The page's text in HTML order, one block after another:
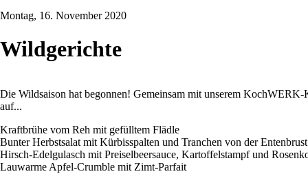
Montag, 16. November 2020
Wildgerichte
Die Wildsaison hat begonnen! Gemeinsam mit unserem
auf...
Kraftbrühe vom Reh mit gefülltem Flädle
Bunter Herbstsalat mit Kürbisspalten und Tranchen von der Entenbrust
Hirsch-Edelgulasch mit Preiselbeersauce, Kartoffelstampf und
Lauwarme Apfel-Crumble mit Zimt-Parfait